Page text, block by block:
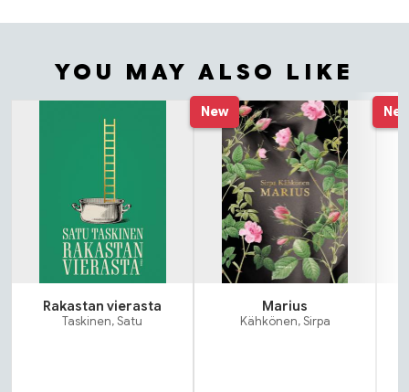
YOU MAY ALSO LIKE
Tuoteluettelon alku
Rakastan vierasta
Taskinen, Satu
New
Marius
Kähkönen, Sirpa